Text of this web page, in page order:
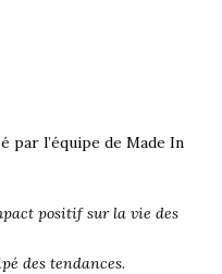
par l’équipe de Made In
positif sur la vie des
des tendances.